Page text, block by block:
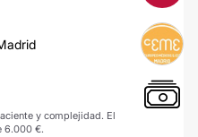
y complejidad. El
6.000 €.